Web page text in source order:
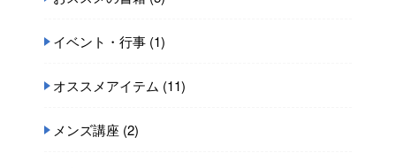
イベント・行事 (1)
オススメアイテム (11)
メンズ講座 (2)